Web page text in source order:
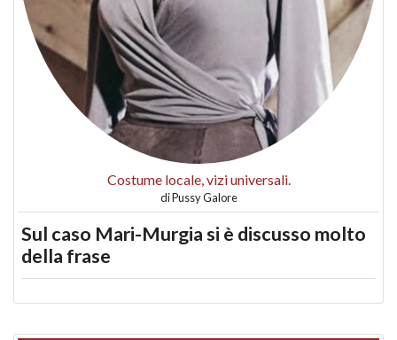
Costume locale, vizi universali.
diPussy Galore
Sul caso Mari-Murgia si è discusso molto
della frase